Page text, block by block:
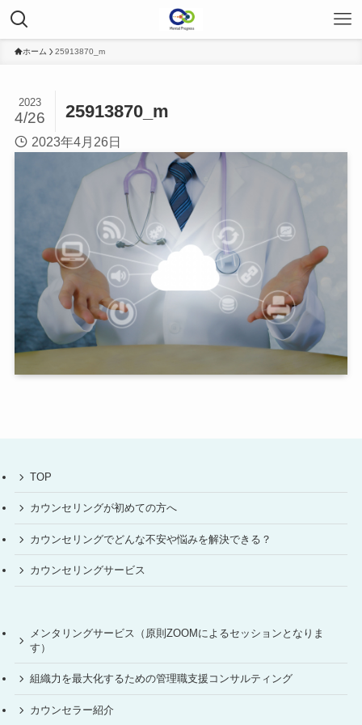
ホーム 25913870_m
25913870_m
2023
4/26
2023年4月26日
TOP
カウンセリングが初めての方へ
カウンセリングでどんな不安や悩みを解決できる？
カウンセリングサービス
メンタリングサービス（原則ZOOMによるセッションとなりま
す）
組織力を最大化するための管理職支援コンサルティング
カウンセラー紹介